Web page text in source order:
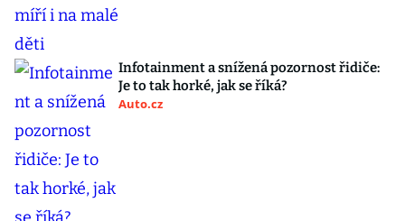
Infotainment a snížená pozornost řidiče:
Je to tak horké, jak se říká?
Auto.cz